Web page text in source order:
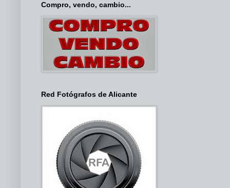
Compro, vendo, cambio...
Red Fotógrafos de Alicante